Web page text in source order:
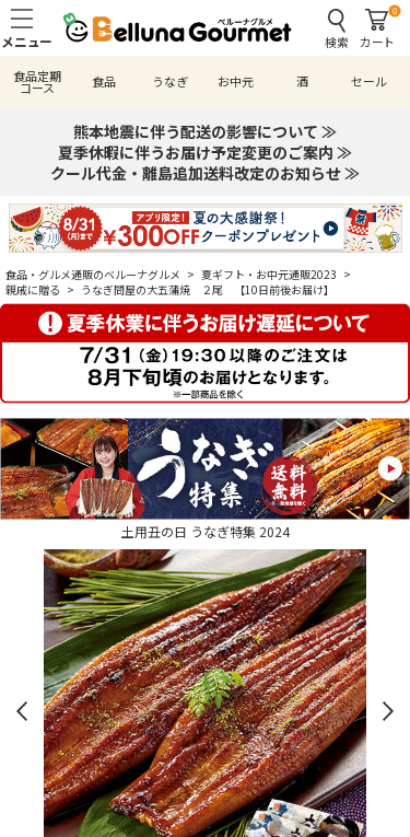
検索
0
カート
食品定期
コース 食品 うなぎ お中元 酒 セール
熊本地震に伴う配送の影響について ≫
夏季休暇に伴うお届け予定変更のご案内 ≫
クール代金・離島追加送料改定のお知らせ ≫
食品・グルメ通販のベルーナグルメ > 夏ギフト・お中元通販2023 >
親戚に贈る > うなぎ問屋の大五蒲焼 ２尾 【10日前後お届け】
土用丑の日 うなぎ特集 2024